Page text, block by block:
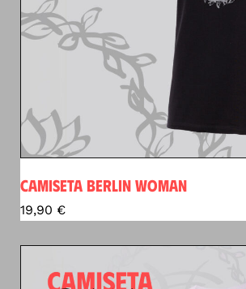
CAMISETA BERLIN WOMAN
19,90 €